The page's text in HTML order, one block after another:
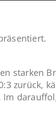
starken
zurück,
Im